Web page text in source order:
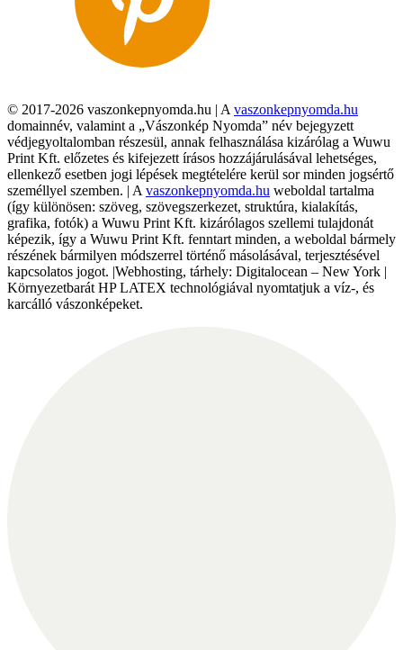
© 2017-2026 vaszonkepnyomda.hu | A vaszonkepnyomda.hu
domainnév, valamint a „Vászonkép Nyomda” név bejegyzett
védjegyoltalomban részesül, annak felhasználása kizárólag a Wuwu
Print Kft. előzetes és kifejezett írásos hozzájárulásával lehetséges,
ellenkező esetben jogi lépések megtételére kerül sor minden jogsértő
személlyel szemben. | A vaszonkepnyomda.hu weboldal tartalma
(így különösen: szöveg, szövegszerkezet, struktúra, kialakítás,
grafika, fotók) a Wuwu Print Kft. kizárólagos szellemi tulajdonát
képezik, így a Wuwu Print Kft. fenntart minden, a weboldal bármely
részének bármilyen módszerrel történő másolásával, terjesztésével
kapcsolatos jogot. |Webhosting, tárhely: Digitalocean – New York |
Környezetbarát HP LATEX technológiával nyomtatjuk a víz-, és
karcálló vászonképeket.